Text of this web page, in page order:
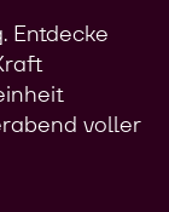
Entdecke
voller